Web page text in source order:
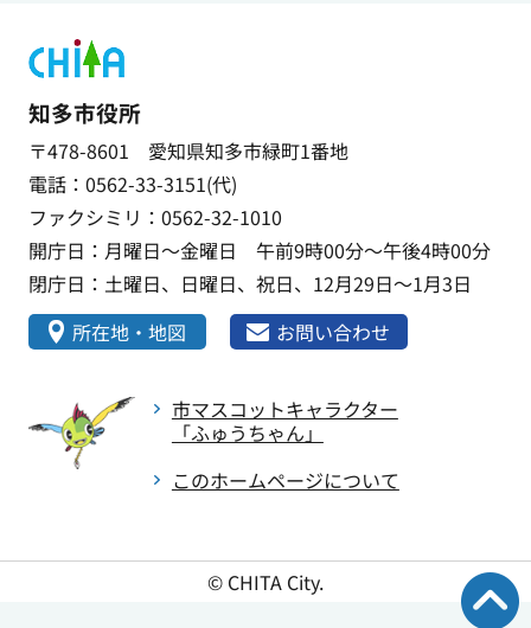
知多市役所
〒478-8601 愛知県知多市緑町1番地
電話：0562-33-3151(代)
ファクシミリ：0562-32-1010
開庁日：月曜日～金曜日 午前9時00分～午後4時00分
閉庁日：土曜日、日曜日、祝日、12月29日～1月3日
所在地・地図
お問い合わせ
市マスコットキャラクター
「ふゅうちゃん」
このホームページについて
© CHITA City.